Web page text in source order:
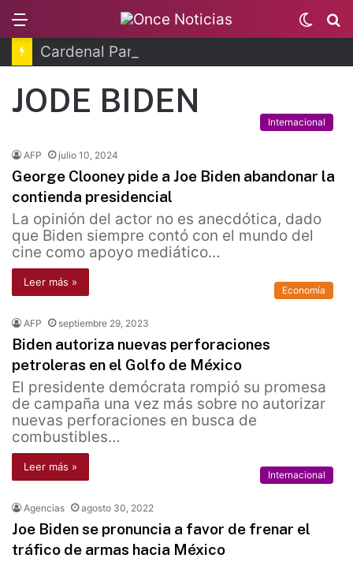
Switch
skin
JODE BIDEN
Internacional
AFP julio 10, 2024
George Clooney pide a Joe Biden abandonar la
contienda presidencial
La opinión del actor no es anecdótica, dado
que Biden siempre contó con el mundo del
cine como apoyo mediático…
Leer más »
Economía
AFP septiembre 29, 2023
Biden autoriza nuevas perforaciones
petroleras en el Golfo de México
El presidente demócrata rompió su promesa
de campaña una vez más sobre no autorizar
nuevas perforaciones en busca de
combustibles…
Leer más »
Internacional
Agencias agosto 30, 2022
Joe Biden se pronuncia a favor de frenar el
tráfico de armas hacia México